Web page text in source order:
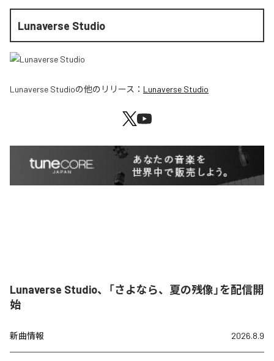
Lunaverse Studio
Lunaverse Studioの他のリリース： Lunaverse Studio
Lunaverse Studio、「さよなら、夏の残像」を配信開
始
新曲情報 2026.8.9